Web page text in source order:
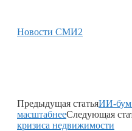
Новости СМИ2
Предыдущая статьяИИ-бум
масштабнееСледующая
кризиса недвижимости